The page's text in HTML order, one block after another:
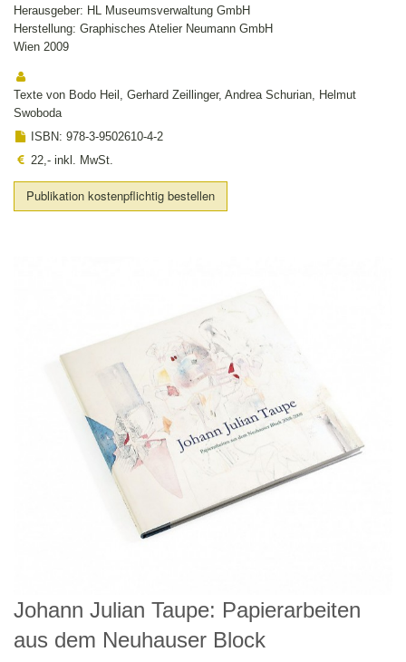
Herausgeber: HL Museumsverwaltung GmbH
Herstellung: Graphisches Atelier Neumann GmbH
Wien 2009
Texte von Bodo Heil, Gerhard Zeillinger, Andrea Schurian, Helmut
Swoboda
ISBN: 978-3-9502610-4-2
22,- inkl. MwSt.
Publikation kostenpflichtig bestellen
Johann Julian Taupe: Papierarbeiten
aus dem Neuhauser Block